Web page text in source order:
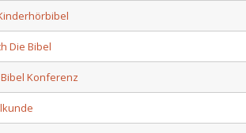
Die Bibel
Bibel Konferenz